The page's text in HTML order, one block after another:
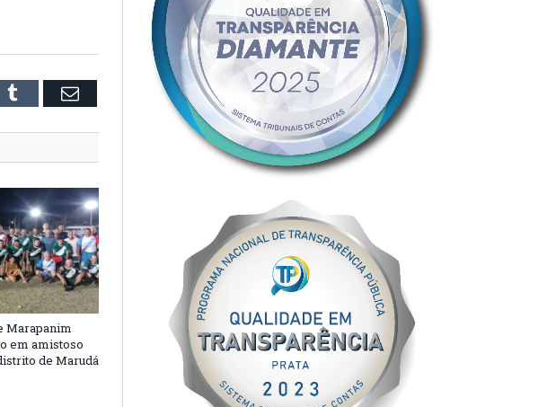
Tumblr Email
Marapanim
em amistoso
de Marudá